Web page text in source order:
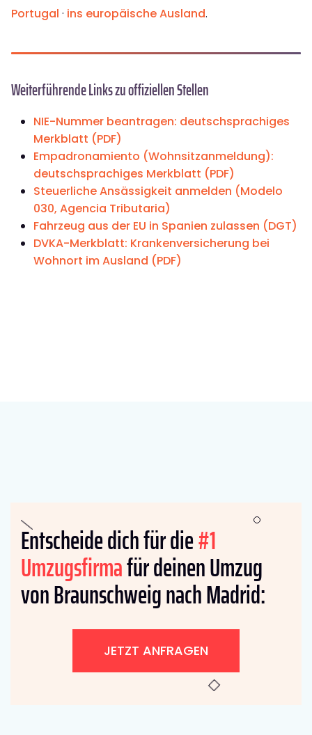
Portugal · ins europäische Ausland.
Weiterführende Links zu offiziellen Stellen
NIE-Nummer beantragen: deutschsprachiges
Merkblatt (PDF)
Empadronamiento (Wohnsitzanmeldung):
deutschsprachiges Merkblatt (PDF)
Steuerliche Ansässigkeit anmelden (Modelo
030, Agencia Tributaria)
Fahrzeug aus der EU in Spanien zulassen (DGT)
DVKA-Merkblatt: Krankenversicherung bei
Wohnort im Ausland (PDF)
Entscheide dich für die#1
Umzugsfirmafür deinen Umzug
von Braunschweig nach Madrid:
JETZT ANFRAGEN